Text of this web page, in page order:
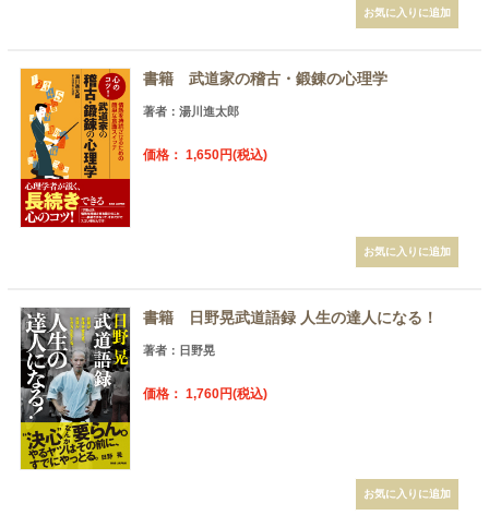
書籍 武道家の稽古・鍛錬の心理学
著者：湯川進太郎
価格： 1,650円(税込)
書籍 日野晃武道語録 人生の達人になる！
著者：日野晃
価格： 1,760円(税込)